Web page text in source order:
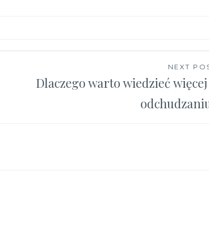
NEXT
Dlaczego warto wiedzieć